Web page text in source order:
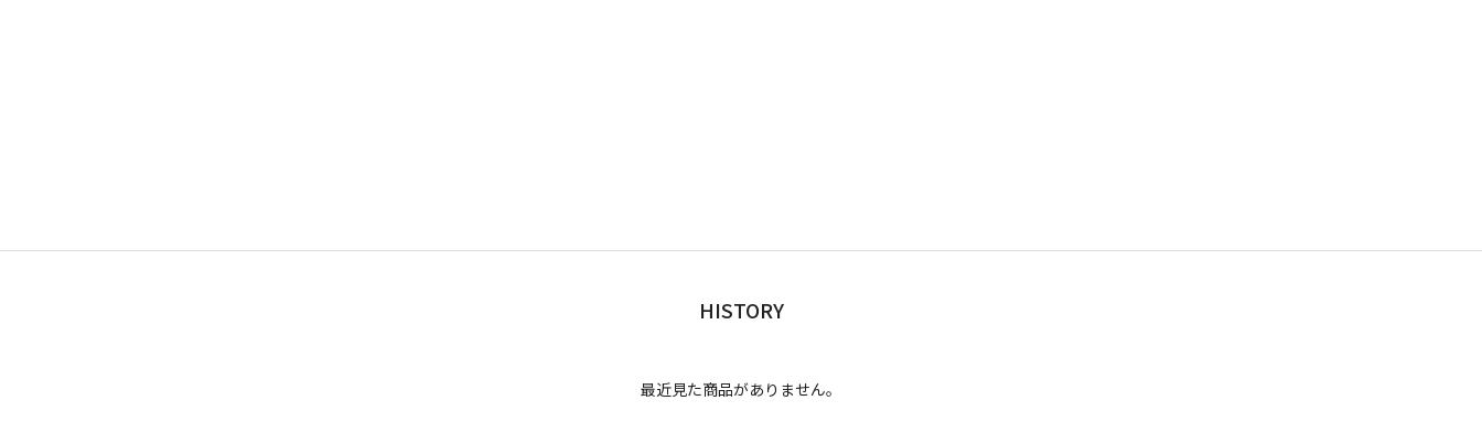
HISTORY
最近見た商品がありません。